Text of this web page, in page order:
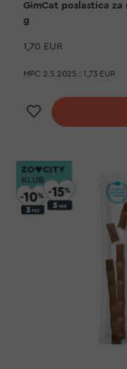
GimCat poslastica
g
1,70 EUR
MPC 2.5.2025.: 1,73 EUR
Dodaj na